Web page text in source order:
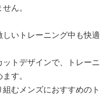
ん。
いトレーニング中も快適
トデザインで、トレーニ
す。
むメンズにおすすめのト